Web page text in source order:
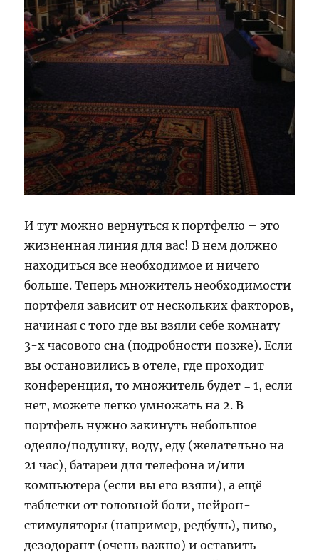
И тут можно вернуться к портфелю – это
жизненная линия для вас! В нем должно
находиться все необходимое и ничего
больше. Теперь множитель необходимости
портфеля зависит от нескольких факторов,
начиная с того где вы взяли себе комнату
3-х часового сна (подробности позже). Если
вы остановились в отеле, где проходит
конференция, то множитель будет = 1, если
нет, можете легко умножать на 2. В
портфель нужно закинуть небольшое
одеяло/подушку, воду, еду (желательно на
21 час), батареи для телефона и/или
компьютера (если вы его взяли), а ещё
таблетки от головной боли, нейрон-
стимуляторы (например, редбуль), пиво,
дезодорант (очень важно) и оставить